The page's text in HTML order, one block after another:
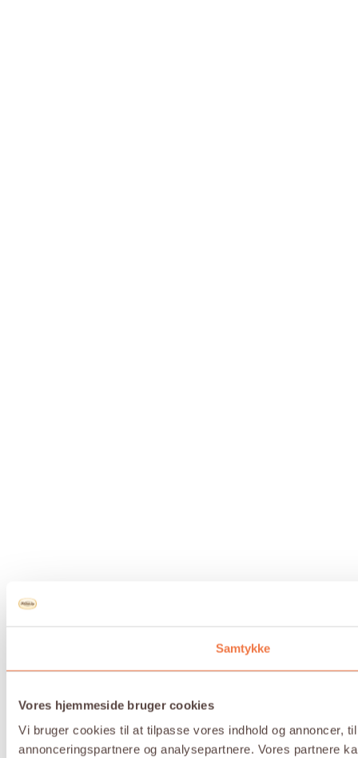
Samtykke
Vores hjemmeside bruger cookies
Vi bruger cookies til at tilpasse vores indhold og annoncer,
annonceringspartnere og analysepartnere. Vores partnere